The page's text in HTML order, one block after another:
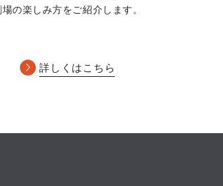
場の楽しみ方をご紹介します。
詳しくはこちら